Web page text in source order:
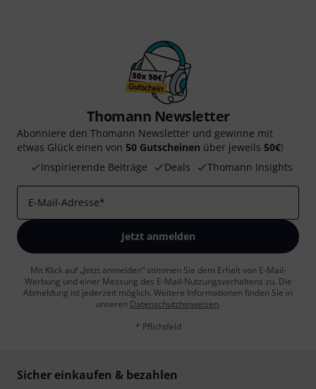
Thomann Newsletter
Abonniere den Thomann Newsletter und gewinne mit
etwas Glück einen von 50 Gutscheinen über jeweils 50€!
Inspirierende Beiträge
Deals Thomann Insights
E-Mail-Adresse*
Jetzt anmelden
Mit Klick auf „Jetzt anmelden“ stimmen Sie dem Erhalt von E-Mail-
Werbung und einer Messung des E-Mail-Nutzungsverhaltens zu. Die
Abmeldung ist jederzeit möglich. Weitere Informationen finden Sie in
unseren Datenschutzhinweisen.
* Pflichtfeld
Sicher einkaufen & bezahlen